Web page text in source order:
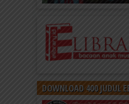
DOWNLOAD 400 JUDUL